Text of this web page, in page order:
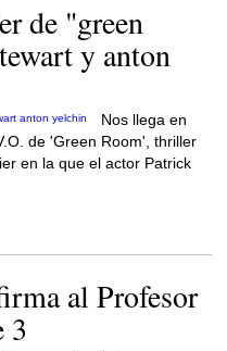
de "green
y anton
Nos llega en
de 'Green Room', thriller
en la que el actor Patrick
al Profesor
3